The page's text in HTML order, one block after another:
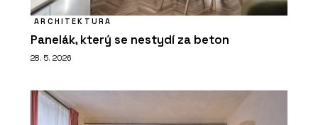
ARCHITEKTURA
Panelák, který se nestydí za beton
28. 5. 2026